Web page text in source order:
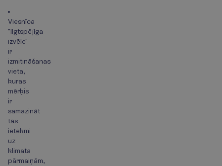
Viesnīca
"Ilgtspējīga
izvēle"
ir
izmitināšanas
vieta,
kuras
mērķis
ir
samazināt
tās
ietekmi
uz
klimata
pārmaiņām,